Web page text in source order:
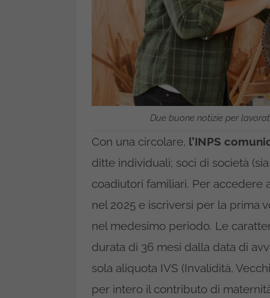
Due buone notizie per
Con una circolare, l’INPS
ditte individuali; soci di società
coadiutori familiari. Per accedere
nel 2025 e iscriversi per la prima
nel medesimo periodo. Le
durata di 36 mesi dalla data di
sola aliquota IVS (Invalidità,
per intero il contributo di